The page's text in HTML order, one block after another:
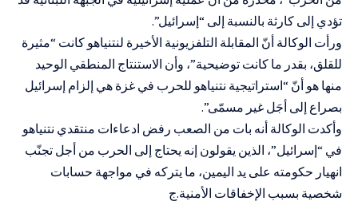
تؤدي إلى كارثة بالنسبة إلى “إسرائيل”.
ورأت الوكالة أنّ المقابلة التلفزيونية الأخيرة لنتنياهو كانت “مثيرة
للقلق، بقدر ما كانت توضيحية”، وأن الاستنتاج المنطقي الوحيد
منها هو أنّ “استراتيجية نتنياهو للحرب في غزة هي إلزام إسرائيل
بصراع إلى أجَل غير مسمّى”.
وأكدت الوكالة أنه بات من الصعب رفض ادعاءات منتقدي نتنياهو
في “إسرائيل”، الذين يقولون إنه يحتاج إلى الحرب من أجل تجنّب
انهيار حكومته على يد اليمين، ما يتركه في مواجهة حسابات
شخصية بسبب الإخفاقات الأمنية.ج